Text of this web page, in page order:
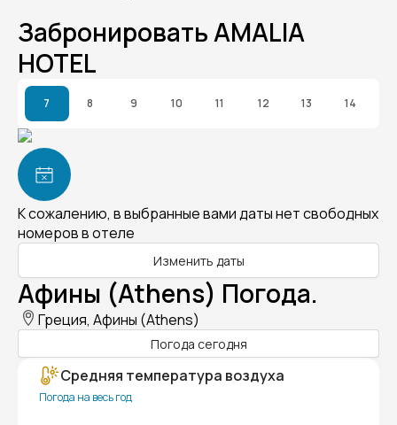
Забронировать AMALIA
HOTEL
7 8 9 10 11 12 13 14
К сожалению, в выбранные вами даты нет свободных
номеров в отеле
Изменить даты
Афины (Athens) Погода.
Греция, Афины (Athens)
Погода сегодня
Средняя температура воздуха
Погода на весь год